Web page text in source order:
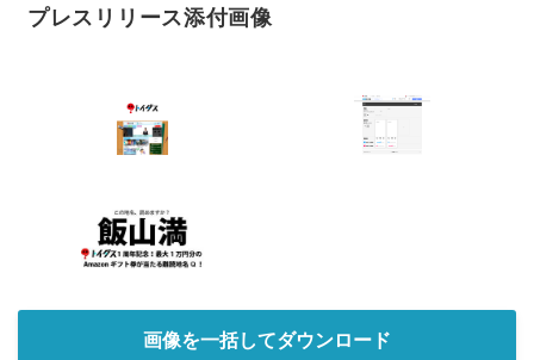
プレスリリース添付画像
画像を一括してダウンロード